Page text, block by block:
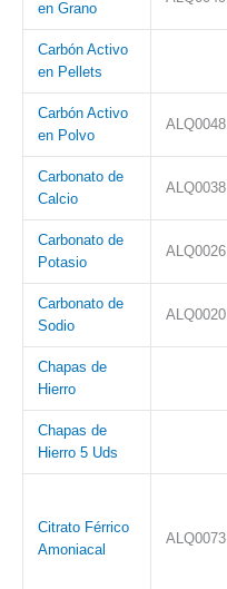
en Grano
Carbón Activo
en Pellets
Carbón Activo
en Polvo
ALQ0048
Carbonato de
Calcio
ALQ0038
Carbonato de
Potasio
ALQ0026
Carbonato de
Sodio
ALQ0020
Chapas de
Hierro
Chapas de
Hierro 5 Uds
Citrato Férrico
Amoniacal
ALQ0073